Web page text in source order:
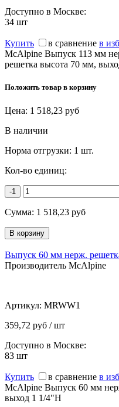
Доступно в Москве:
34 шт
Купить в сравнение в
McAlpine Выпуск 113 мм
решетка высота 70 мм,
Положить товар в корзину
Цена: 1 518,23 руб
В наличии
Норма отгрузки: 1 шт.
Кол-во единиц:
-1
Сумма: 1 518,23 руб
Выпуск 60 мм нерж.
Производитель McAlpine
Артикул: MRWW1
359,72 руб / шт
Доступно в Москве:
83 шт
Купить в сравнение в
McAlpine Выпуск 60 мм
выход 1 1/4"Н